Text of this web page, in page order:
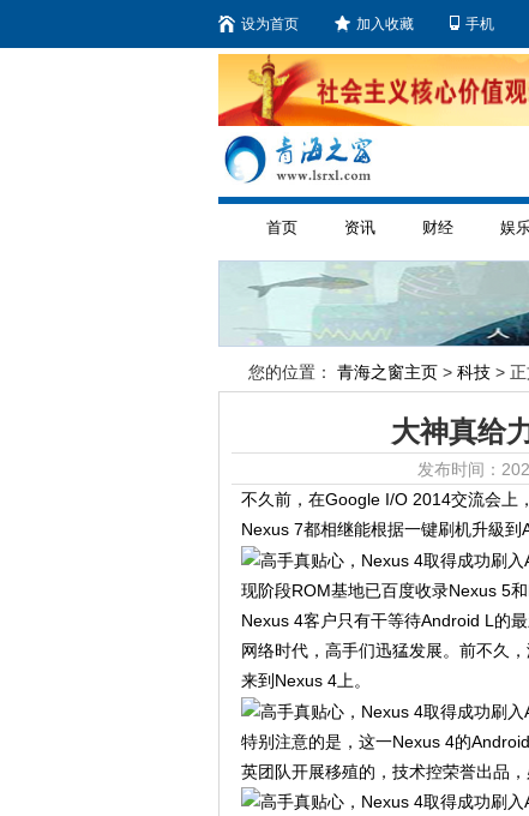
设为首页 加入收藏 手机
首页 资讯 财经 娱
您的位置： 青海之窗主页 > 科技 >
大神真给
发布时间：
不久前，在Google I/O 2014交流会上
Nexus 7都相继能根据一键刷机升級到
现阶段ROM基地已百度收录Nexus 5
Nexus 4客户只有干等待Android L的
网络时代，高手们迅猛发展。前不久
来到Nexus 4上。
特别注意的是，这一Nexus 4的
英团队开展移殖的，技术控荣誉出品